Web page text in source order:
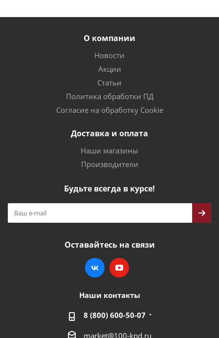
О компании
Новости
Акции
Статьи
Политика обработки ПД
Согласие на обработку Cookie
Доставка и оплата
Наши магазины
Производители
Будьте всегда в курсе!
Оставайтесь на связи
Наши контакты
8 (800) 600-50-07
market@100-kpd.ru